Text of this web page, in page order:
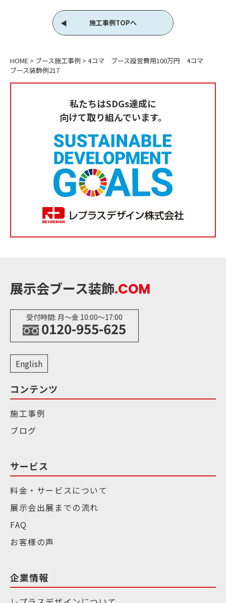
施工事例TOPへ
HOME > ブース施工事例 > 4コマ ブース設営費用100万円 4コマ
ブース装飾例217
私たちはSDGs達成に
向けて取り組んでいます。
展示会ブース装飾.COM
受付時間: 月〜金 10:00〜17:00
0120-955-625
English
コンテンツ
施工事例
ブログ
サービス
料金・サービスについて
展示会出展までの流れ
FAQ
お客様の声
企業情報